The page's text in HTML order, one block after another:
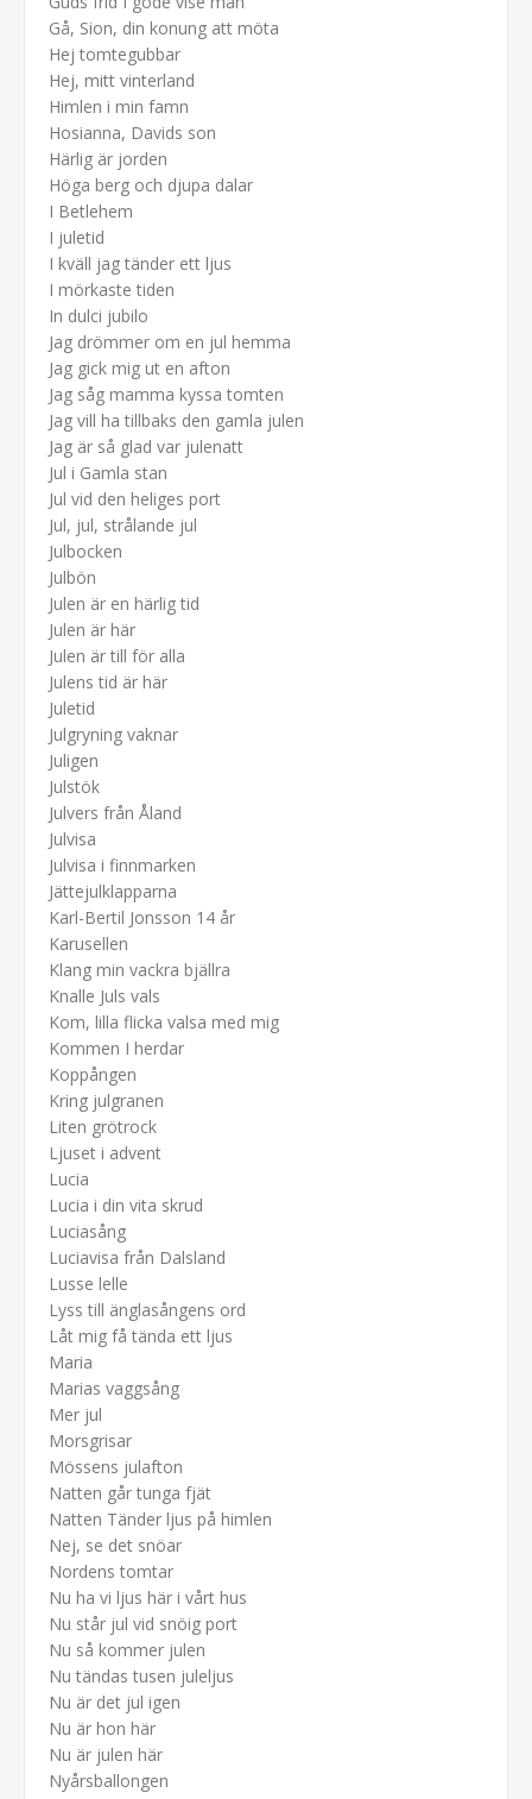
Gå, Sion, din konung att möta
Hej tomtegubbar
Hej, mitt vinterland
Himlen i min famn
Hosianna, Davids son
Härlig är jorden
Höga berg och djupa dalar
I Betlehem
I juletid
I kväll jag tänder ett ljus
I mörkaste tiden
In dulci jubilo
Jag drömmer om en jul hemma
Jag gick mig ut en afton
Jag såg mamma kyssa tomten
Jag vill ha tillbaks den gamla julen
Jag är så glad var julenatt
Jul i Gamla stan
Jul vid den heliges port
Jul, jul, strålande jul
Julbocken
Julbön
Julen är en härlig tid
Julen är här
Julen är till för alla
Julens tid är här
Juletid
Julgryning vaknar
Juligen
Julstök
Julvers från Åland
Julvisa
Julvisa i finnmarken
Jättejulklapparna
Karl-Bertil Jonsson 14 år
Karusellen
Klang min vackra bjällra
Knalle Juls vals
Kom, lilla flicka valsa med mig
Kommen I herdar
Koppången
Kring julgranen
Liten grötrock
Ljuset i advent
Lucia
Lucia i din vita skrud
Luciasång
Luciavisa från Dalsland
Lusse lelle
Lyss till änglasångens ord
Låt mig få tända ett ljus
Maria
Marias vaggsång
Mer jul
Morsgrisar
Mössens julafton
Natten går tunga fjät
Natten Tänder ljus på himlen
Nej, se det snöar
Nordens tomtar
Nu ha vi ljus här i vårt hus
Nu står jul vid snöig port
Nu så kommer julen
Nu tändas tusen juleljus
Nu är det jul igen
Nu är hon här
Nu är julen här
Nyårsballongen